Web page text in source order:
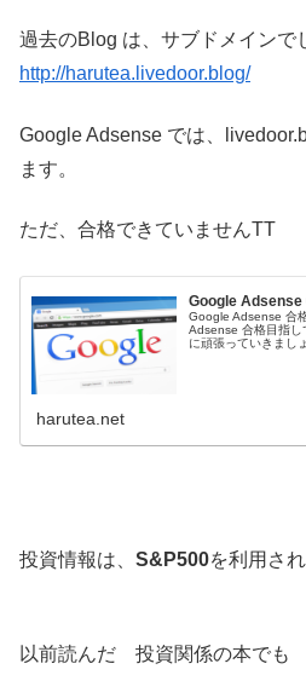
過去のBlog は、サブドメインで
http://harutea.livedoor.blog/
Google Adsense では、
ます。
ただ、合格できていませんTT
Google
Google Adsense 合
Adsense 合格目指
に頑張っていきまし
harutea.net
投資情報は、 S&P500を利用さ
以前読んだ 投資関係の本でも